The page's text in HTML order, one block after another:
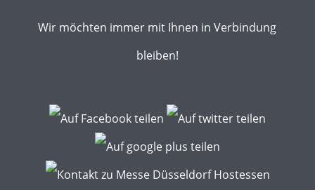
Wir möchten immer mit Ihnen in Verbindung
bleiben!